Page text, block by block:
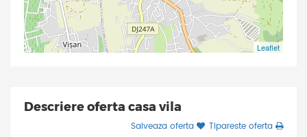
Leaflet
Descriere oferta casa vila
Salveaza oferta Tipareste oferta